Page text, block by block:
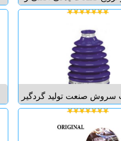
ماکسیمانو و استوک
09129337103 طوفان ...
صنعت تولید گردگیر
فرد با استحکام بالا برای
بار در ایران با ویژگی های زیر
مقاومت بسیار بالا در مقابل